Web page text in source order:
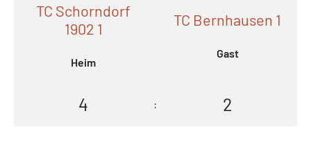
TC Schorndorf
1902 1
Heim
TC Bernhausen 1
Gast
4 : 2